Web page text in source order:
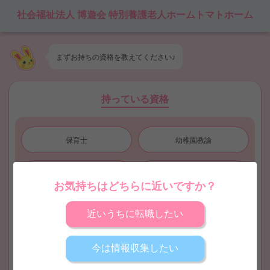
社会福祉法人 博遊会 特別養護老人ホームトマトホーム
まずお持ちの資格を教えてください♪
持っている資格
保育士 幼稚園教諭
看護師 地域限定保育士
児童指導員 無資格
お気持ちはどちらに近いですか？
近いうちに転職したい
今は情報収集したい